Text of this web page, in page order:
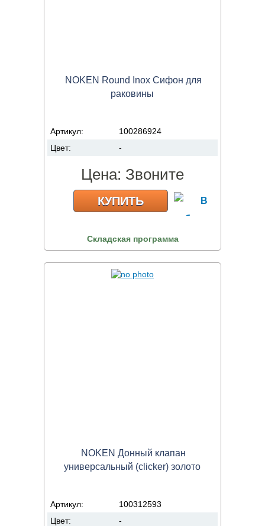
NOKEN Round Inox Cифон для
раковины
Артикул:
100286924
Цвет:
-
Цена: Звоните
КУПИТЬ
Складская программа
NOKEN Донный клапан
универсальный (clicker) золото
Артикул:
100312593
Цвет:
-